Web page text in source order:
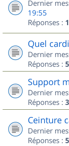
Dernier
19:55
Réponses :
Quel
Dernier
Réponses : 5
Support
Dernier
Réponses : 3
Ceinture
Dernier
Réponses : 5